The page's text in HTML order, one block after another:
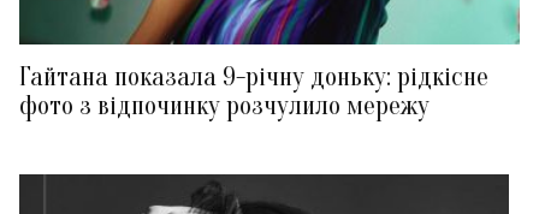
Гайтана показала 9-річну доньку: рідкісне
фото з відпочинку розчулило мережу